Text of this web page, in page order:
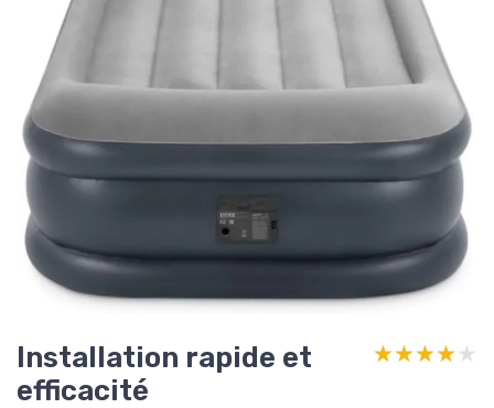
Installation rapide et
efficacité
★★★★★
★★★★★